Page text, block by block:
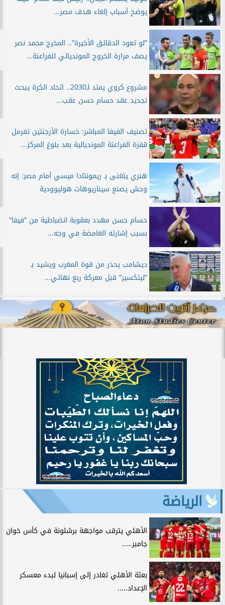
يوضح أسباب إلغاء هدف مصر...
”لو تعود الدقائق الأخيرة”.. المخرج محمد نصر
يصف مرارة الخروج المونديالي للفراعنة...
مشروع كروي يمتد لـ2030.. اتحاد الكرة يبحث
تجديد عقد حسام حسن عقب...
تصنيف الفيفا المباشر: خسارة الأرجنتين تفرمل
قفزة الفراعنة المونديالية بعد بلوغ المركز...
هنري يتغنى بـ ريمونتادا ميسي أمام مصر: إنه
وحش يصنع سيناريوهات هوليوودية
حسام حسن مهدد بعقوبة انضباطية من ”فيفا”
بسبب إشارته الغامضة في وجه...
ديشامب يحذر من قوة المغرب ويشيد بـ
”ليتكسير” قبل معركة ربع نهائي...
الرياضة
الأهلي يترقب مواجهة برشلونة في كأس خوان
جامبر.....
بعثة الأهلي تغادر إلى إسبانيا لبدء معسكر
الإعداد.....